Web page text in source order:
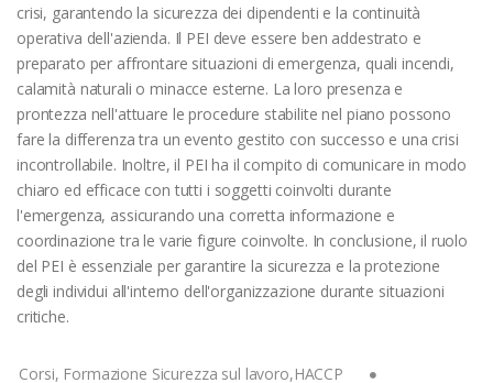
crisi, garantendo la sicurezza dei dipendenti e la continuità
operativa dell'azienda. Il PEI deve essere ben addestrato e
preparato per affrontare situazioni di emergenza, quali incendi,
calamità naturali o minacce esterne. La loro presenza e
prontezza nell'attuare le procedure stabilite nel piano possono
fare la differenza tra un evento gestito con successo e una crisi
incontrollabile. Inoltre, il PEI ha il compito di comunicare in modo
chiaro ed efficace con tutti i soggetti coinvolti durante
l'emergenza, assicurando una corretta informazione e
coordinazione tra le varie figure coinvolte. In conclusione, il ruolo
del PEI è essenziale per garantire la sicurezza e la protezione
degli individui all'interno dell'organizzazione durante situazioni
critiche.
Corsi, Formazione Sicurezza sul lavoro,HACCP